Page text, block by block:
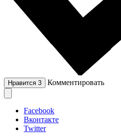
Нравится 3 Комментировать
Facebook
Вконтакте
Twitter